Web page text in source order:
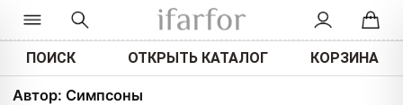
ПОИСК ОТКРЫТЬ КАТАЛОГ КОРЗИНА
Автор: Симпсоны